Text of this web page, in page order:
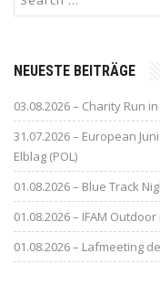
NEUESTE BEITRÄGE
03.08.2026 – Charity Run
31.07.2026 – European
Elblag (POL)
01.08.2026 – Blue Track
01.08.2026 – IFAM
01.08.2026 – Lafmeeting